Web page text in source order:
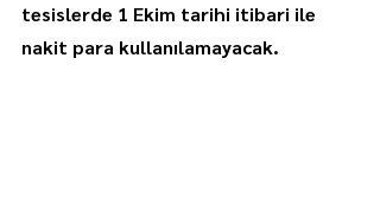
tesislerde 1 Ekim tarihi itibari ile
nakit para kullanılamayacak.